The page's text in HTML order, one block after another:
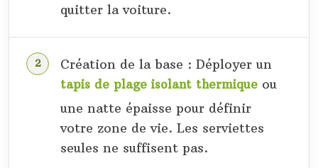
quitter la voiture.
Création de la base : Déployer un
tapis de plage isolant thermique ou
une natte épaisse pour définir
votre zone de vie. Les serviettes
seules ne suffisent pas.